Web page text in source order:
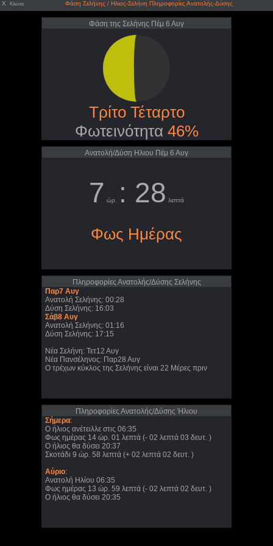
X Κλείσε Φάση Σελήνης / Ηλιος-Σελήνη Πληροφορίες Ανατολής-Δύσης
Φάση της Σελήνης Πέμ 6 Αυγ
Τρίτο Τέταρτο
Φωτεινότητα 46%
Ανατολή/Δύση Ηλιου Πέμ 6 Αυγ
7 ώρ. : 28 λεπτά
Φως Ημέρας
Πληροφορίες Ανατολής/Δύσης Σελήνης
Παρ7 Αυγ
Ανατολή Σελήνης: 00:28
Δύση Σελήνης: 16:03
Σάβ8 Αυγ
Ανατολή Σελήνης: 01:16
Δύση Σελήνης: 17:15
Νέα Σελήνη: Τετ12 Αυγ
Νέα Πανσέληνος: Παρ28 Αυγ
Ο τρέχων κύκλος της Σελήνης είναι 22 Μέρες πριν
Πληροφορίες Ανατολής/Δύσης Ήλιου
Σήμερα:
Ο ήλιος ανέτειλλε στις 06:35
Φως ημέρας 14 ώρ. 01 λεπτά (- 02 λεπτά 03 δευτ. )
Ο ήλιος θα δύσει 20:37
Σκοτάδι 9 ώρ. 58 λεπτά (+ 02 λεπτά 02 δευτ. )
Αύριο:
Ανατολή Ηλίου 06:35
Φως ημέρας 13 ώρ. 59 λεπτά (- 02 λεπτά 02 δευτ. )
Ο ήλιος θα δύσει 20:35